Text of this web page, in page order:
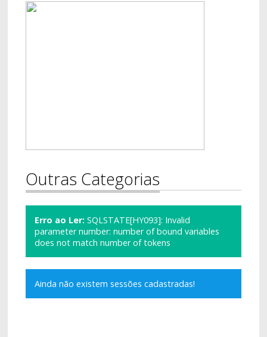
Outras Categorias
Erro ao Ler: SQLSTATE[HY093]: Invalid
parameter number: number of bound variables
does not match number of tokens
Ainda não existem sessões cadastradas!